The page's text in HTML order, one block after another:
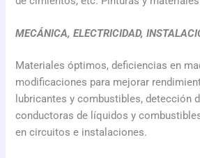
MECÁNICA, ELECTRICIDAD,
Materiales óptimos, deficiencias en
modificaciones para mejorar
lubricantes y combustibles, detección
conductoras de líquidos y
en circuitos e instalaciones.